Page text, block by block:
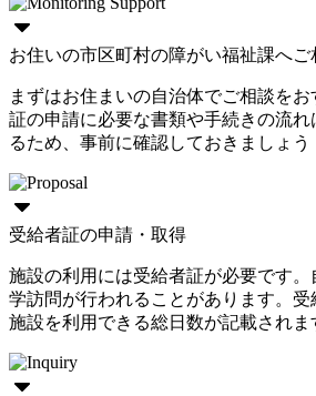
お住いの市区町村の障がい福祉課へご
まずはお住まいの自治体でご相談を
証の申請に必要な書類や手続きの流
るため、事前に確認しておきましょう
受給者証の申請・取得
施設の利用には受給者証が必要です
学訪問が行われることがあります。受
施設を利用できる総日数が記載されま